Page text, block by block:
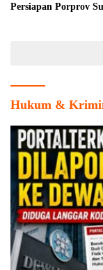
Persiapan Porprov
Hukum &